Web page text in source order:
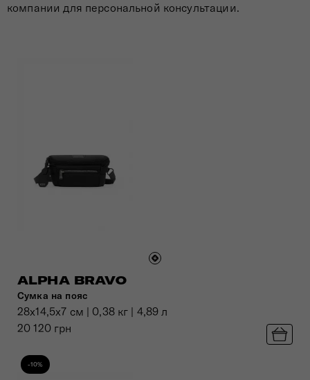
компании для персональной консультации.
ALPHA BRAVO
Сумка на пояс
28x14,5x7 см | 0,38 кг | 4,89 л
20 120 грн
-10%